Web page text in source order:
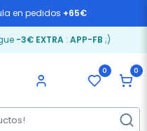
en pedidos +65€
-3€ EXTRA: APP-FB ;)
0 0